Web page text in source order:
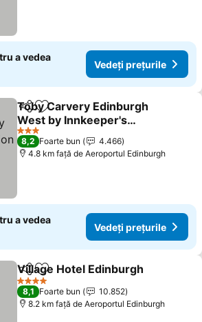
a vedea
Vedeți prețurile
DistribuițiAdăugaţi la favorite
Toby Carvery Edinburgh
West by Innkeeper's
Collection
3 Stele
8,2 Foarte bun
4.466
4.8 km faţă de Aeroportul Edinburgh
a vedea
Vedeți prețurile
DistribuițiAdăugaţi la favorite
Village Hotel Edinburgh
4 Stele
8,1 Foarte bun
10.852
8.2 km faţă de Aeroportul Edinburgh